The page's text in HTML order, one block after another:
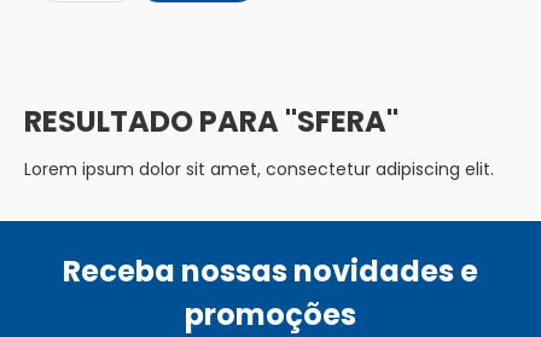
SFERA
Lorem ipsum dolor sit amet, consectetur adipiscing elit.
Receba nossas novidades e
promoções